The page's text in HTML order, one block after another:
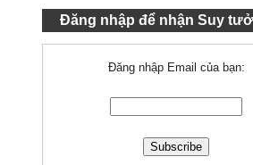
Đăng nhập để nhận Suy
Đăng nhập Email của bạn: